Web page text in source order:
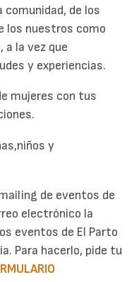
comunidad, de los
los nuestros como
la vez que
y experiencias.
mujeres con tus
y
de eventos de
electrónico la
eventos de El Parto
Para hacerlo, pide tu